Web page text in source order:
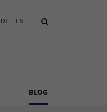
DE Current Language:
EN Search
BLOG